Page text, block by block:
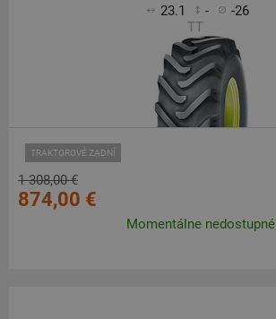
23.1 -
-26
TT
TRAKTOROVÉ ZADNÍ
1 308,00 €
874,00 €
Momentálne nedostupné